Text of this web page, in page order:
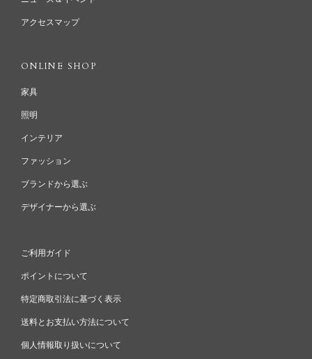
アクセスマップ
ONLINE SHOP
家具
照明
インテリア
ファッション
ブランドから選ぶ
デザイナーから選ぶ
ご利用ガイド
ポイントについて
特定商取引法に基づく表示
送料とお支払い方法について
個人情報取り扱いについて